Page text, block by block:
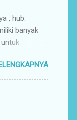
, hub.
banyak
yang
ayam